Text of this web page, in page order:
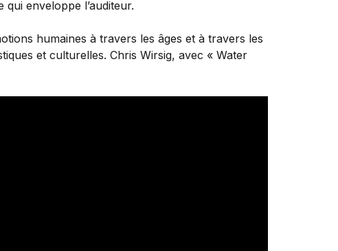
enveloppe l’auditeur.
humaines à travers les âges et à travers les
et culturelles. Chris Wirsig, avec « Water